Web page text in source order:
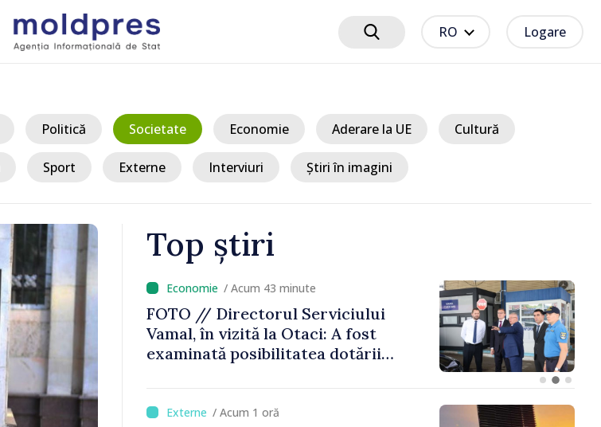
RO Logare
Politică Societate Economie Aderare la UE Cultură
Sport Externe Interviuri Știri în imagini
Top știri
/ Acum 1 oră
VIDEO // Călărași formează cel mai
mare cluster de amalgamare
voluntară din Republica Moldova.
/ Acum 1 oră